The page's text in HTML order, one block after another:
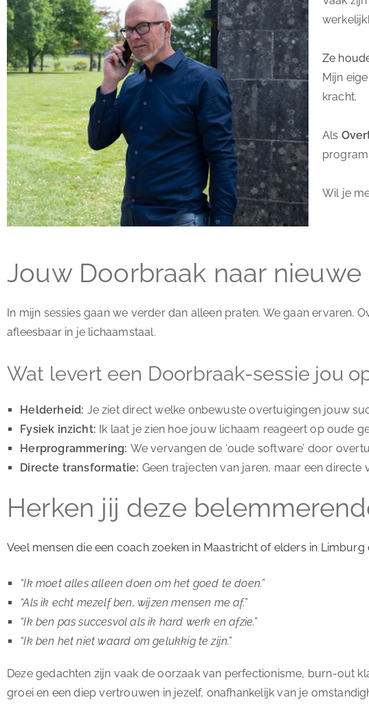
Ze
Mijn
kracht.
Als
Wil je
Jouw Doorbraak naar
In mijn sessies gaan we verder dan alleen praten. We gaan ervaren.
afleesbaar in je lichaamstaal.
Wat levert een Doorbraak-sessie jou
Helderheid: Je ziet direct welke onbewuste overtuigingen jouw
Fysiek inzicht: Ik laat je zien hoe jouw lichaam reageert op oude
Herprogrammering: We vervangen de ‘oude software’ door
Directe transformatie: Geen trajecten van jaren, maar een directe
Herken jij deze
Veel mensen die een coach zoeken in Maastricht of elders in
“Ik moet alles alleen doen om het goed te doen.”
“Als ik echt mezelf ben, wijzen mensen me af.”
“Ik ben pas succesvol als ik hard werk en afzie.”
“Ik ben het niet waard om gelukkig te zijn.”
Deze gedachten zijn vaak de oorzaak van perfectionisme, burn-out
groei en een diep vertrouwen in jezelf, onafhankelijk van je